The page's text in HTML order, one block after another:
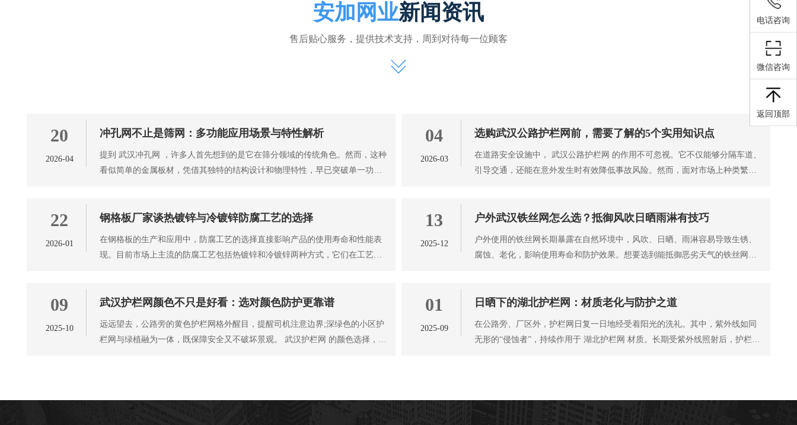
安加网业新闻资讯
售后贴心服务，提供技术支持，周到对待每一位顾客
20
2026-04
冲孔网不止是筛网：多功能应用场景与特性解析
提到 武汉冲孔网 ，许多人首先想到的是它在筛分领域的传统角色。然而，这种
看似简单的金属板材，凭借其独特的结构设计和物理特性，早已突破单一功能
04
2026-03
选购武汉公路护栏网前，需要了解的5个实用知识点
在道路安全设施中， 武汉公路护栏网 的作用不可忽视。它不仅能够分隔车道、
引导交通，还能在意外发生时有效降低事故风险。然而，面对市场上种类繁多
22
2026-01
钢格板厂家谈热镀锌与冷镀锌防腐工艺的选择
在钢格板的生产和应用中，防腐工艺的选择直接影响产品的使用寿命和性能表
现。目前市场上主流的防腐工艺包括热镀锌和冷镀锌两种方式，它们在工艺原
13
2025-12
户外武汉铁丝网怎么选？抵御风吹日晒雨淋有技巧
户外使用的铁丝网长期暴露在自然环境中，风吹、日晒、雨淋容易导致生锈、
腐蚀、老化，影响使用寿命和防护效果。想要选到能抵御恶劣天气的铁丝网，
09
2025-10
武汉护栏网颜色不只是好看：选对颜色防护更靠谱
远远望去，公路旁的黄色护栏网格外醒目，提醒司机注意边界;深绿色的小区护
栏网与绿植融为一体，既保障安全又不破坏景观。 武汉护栏网 的颜色选择，从
01
2025-09
日晒下的湖北护栏网：材质老化与防护之道
在公路旁、厂区外，护栏网日复一日地经受着阳光的洗礼。其中，紫外线如同
无形的“侵蚀者”，持续作用于 湖北护栏网 材质。长期受紫外线照射后，护栏网
电话咨询
微信咨询
返回顶部